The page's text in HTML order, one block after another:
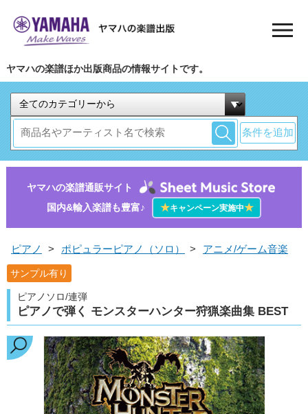
ヤマハの楽譜ほか出版商品の情報サイトです。
条件を追加
ヤマハの楽譜通販サイト
国内&輸入楽譜も豊富♪
★キャンペーン実施中★
ピアノ > ポピュラーピアノ（ソロ） > アニメ/ゲーム音楽
サンプル有り
ピアノソロ/連弾
ピアノで弾く モンスターハンター狩猟楽曲集 BEST